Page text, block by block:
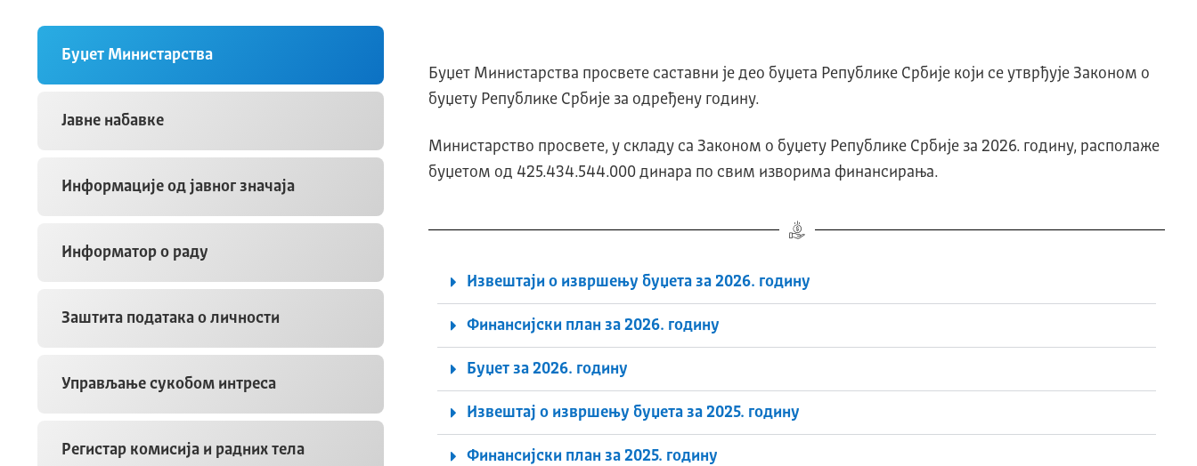
Буџет Министарства
Јавне набавке
Информације од јавног значаја
Информатор о раду
Заштита података о личности
Управљање сукобом интреса
Регистар комисија и радних тела
Буџет Министарства просвете саставни је део буџета Републике Србије који се утврђује Законом о
буџету Републике Србије за одређену годину.
Министарство просвете, у складу са Законом о буџету Републике Србије за 2026. годину, располаже
буџетом од 425.434.544.000 динара по свим изворима финансирања.
Извештаји о извршењу буџета за 2026. годину
Финансијски план за 2026. годину
Буџет за 2026. годину
Извештај о извршењу буџета за 2025. годину
Финансијски план за 2025. годину